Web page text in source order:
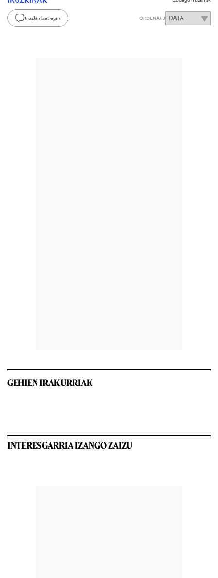
Iruzkin bat egin ORDENATU
GEHIEN IRAKURRIAK
INTERESGARRIA IZANGO ZAIZU